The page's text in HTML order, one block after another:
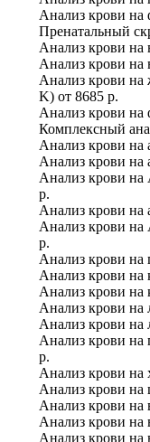
Анализ крови на
Пренатальный
Анализ крови
Анализ крови на
Анализ крови
K) от 8685 р.
Анализ крови на
Комплексный
Анализ крови на
Анализ крови на
Анализ крови на
р.
Анализ крови на
Анализ крови на
р.
Анализ крови на
Анализ крови на
Анализ крови
Анализ крови на
Анализ крови на
Анализ крови на
р.
Анализ крови на
Анализ крови на
Анализ крови на
Анализ крови
Анализ крови на